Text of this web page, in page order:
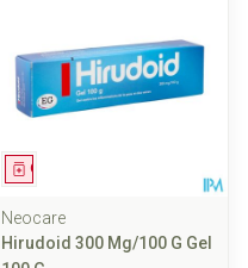
Geneesmiddel
Neocare
Hirudoid 300 Mg/100 G Gel